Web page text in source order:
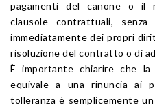
pagamenti del canone o il
clausole contrattuali,
immediatamente dei propri
risoluzione del contratto o di
È importante chiarire che
equivale a una rinuncia ai
tolleranza è semplicemente